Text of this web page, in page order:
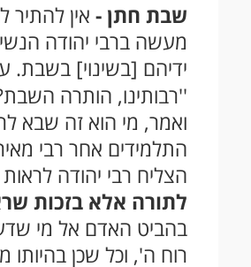
שבת חתן - אין להתיר
מעשה ברבי יהודה
ידיהם [בשינוי]
''רבותינו, הותרה
ואמר, מי הוא זה שבא
התלמידים אחר רבי
הצליח רבי יהודה
לתורה אלא בזכות
בהביט האדם אל מי
רוח ה', וכל שכן בהיותו